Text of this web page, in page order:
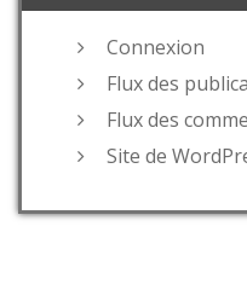
Connexion
Flux des
Flux des
Site de